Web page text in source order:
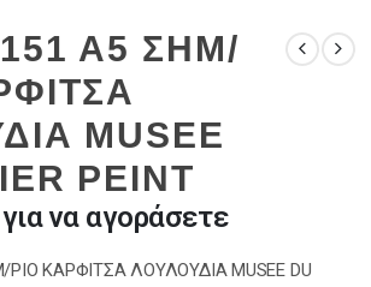
A5 ΣΗΜ/
MUSEE
PEINT
να αγοράσετε
ΡΙΟ ΚΑΡΦΙΤΣΑ ΛΟΥΛΟΥΔΙΑ MUSEE DU